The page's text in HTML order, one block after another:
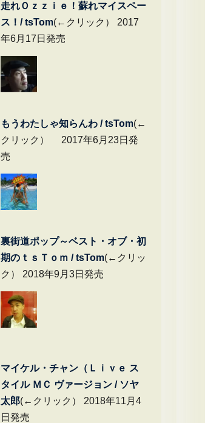
走れＯｚｚｉｅ！蘇れマイスペー
ス！/ tsTom(←クリック） 2017
年6月17日発売
もうわたしゃ知らんわ / tsTom(←
クリック） 2017年6月23日発
売
裏街道ポップ～ベスト・オブ・初
期のｔｓＴｏｍ / tsTom(←クリッ
ク） 2018年9月3日発売
マイケル・チャン（Ｌｉｖｅ ス
タイル ＭＣ ヴァージョン / ソヤ
太郎(←クリック） 2018年11月4
日発売